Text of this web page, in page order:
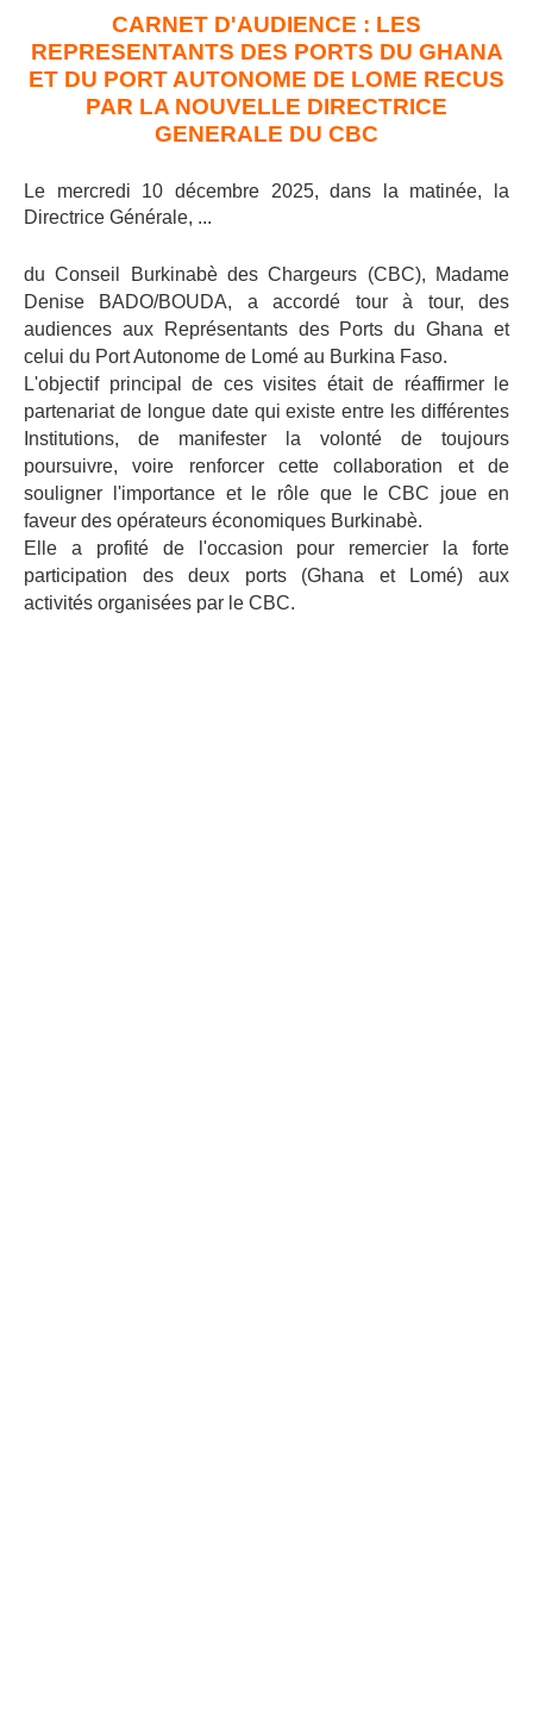
CARNET D'AUDIENCE : LES
REPRESENTANTS DES PORTS DU GHANA
ET DU PORT AUTONOME DE LOME RECUS
PAR LA NOUVELLE DIRECTRICE
GENERALE DU CBC
Le mercredi 10 décembre 2025, dans la matinée, la
Directrice Générale, ...
du Conseil Burkinabè des Chargeurs (CBC), Madame
Denise BADO/BOUDA, a accordé tour à tour, des
audiences aux Représentants des Ports du Ghana et
celui du Port Autonome de Lomé au Burkina Faso.
L'objectif principal de ces visites était de réaffirmer le
partenariat de longue date qui existe entre les différentes
Institutions, de manifester la volonté de toujours
poursuivre, voire renforcer cette collaboration et de
souligner l'importance et le rôle que le CBC joue en
faveur des opérateurs économiques Burkinabè.
Elle a profité de l'occasion pour remercier la forte
participation des deux ports (Ghana et Lomé) aux
activités organisées par le CBC.